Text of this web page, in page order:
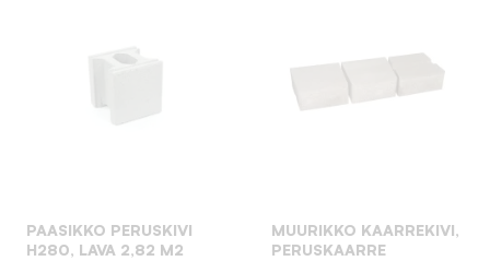
PAASIKKO PERUSKIVI
H280, LAVA 2,82 M2
MUURIKKO KAARREKIVI,
PERUSKAARRE